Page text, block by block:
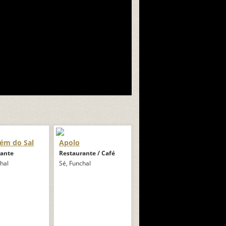
do Sal Apolo
Restaurante / Café
Sé, Funchal